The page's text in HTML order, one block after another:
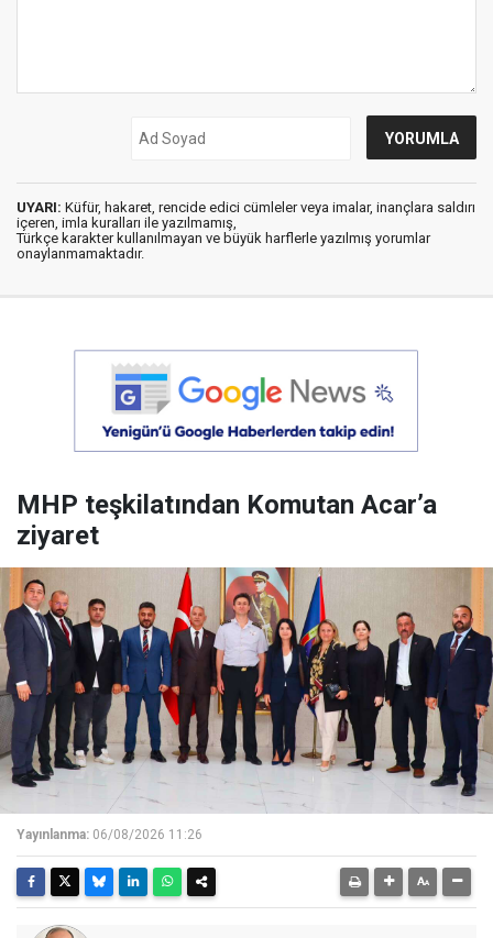
UYARI: Küfür, hakaret, rencide edici cümleler veya imalar, inançlara saldırı
içeren, imla kuralları ile yazılmamış,
Türkçe karakter kullanılmayan ve büyük harflerle yazılmış yorumlar
onaylanmamaktadır.
MHP teşkilatından Komutan Acar’a
ziyaret
Yayınlanma: 06/08/2026 11:26